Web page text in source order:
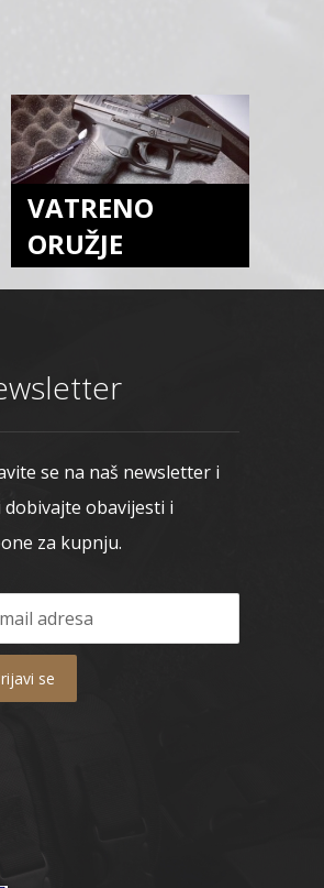
VATRENO
ORUŽJE
se na naš newsletter i
dobivajte obavijesti i
za kupnju.
se